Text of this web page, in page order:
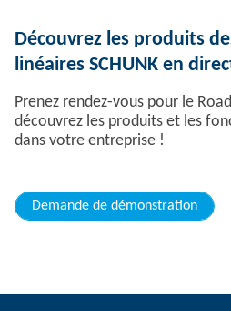
Découvrez les produits
linéaires SCHUNK en
Prenez rendez-vous pour le
découvrez les produits et les
dans votre entreprise !
Demande de démonstration